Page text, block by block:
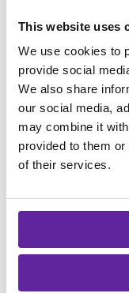
This website uses
We use cookies to
provide social
We also share
our social media,
may combine it
provided to them
of their services.
For at undgå
Overvej
alternative
nye enheder
virksomhed
når
planlægning